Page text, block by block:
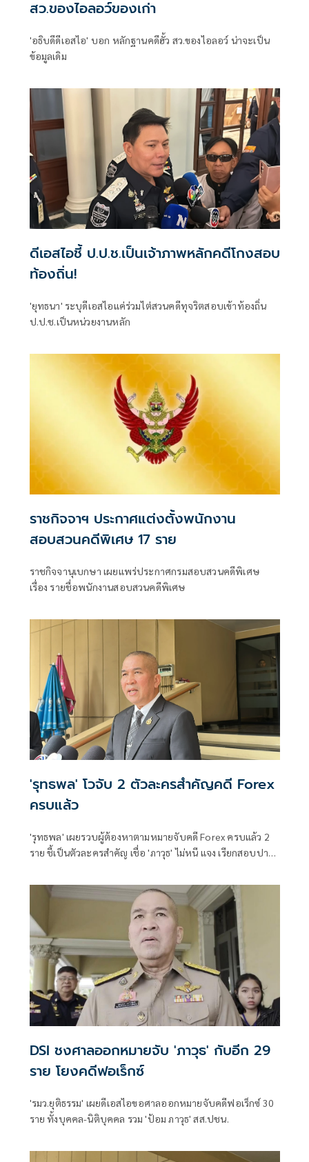
สว.ของไอลอว์ของเก่า
'อธิบดีดีเอสไอ' บอก หลักฐานคดีฮั้ว สว.ของไอลอว์ น่าจะเป็น
ข้อมูลเดิม
ดีเอสไอชี้ ป.ป.ช.เป็นเจ้าภาพหลักคดีโกงสอบ
ท้องถิ่น!
'ยุทธนา' ระบุดีเอสไอแค่ร่วมไต่สวนคดีทุจริตสอบเข้าท้องถิ่น
ป.ป.ช.เป็นหน่วยงานหลัก
ราชกิจจาฯ ประกาศแต่งตั้งพนักงาน
สอบสวนคดีพิเศษ 17 ราย
ราชกิจจานุเบกษา เผยแพร่ประกาศกรมสอบสวนคดีพิเศษ
เรื่อง รายชื่อพนักงานสอบสวนคดีพิเศษ
'รุทธพล' โวจับ 2 ตัวละครสำคัญคดี Forex
ครบแล้ว
'รุทธพล' เผยรวบผู้ต้องหาตามหมายจับคดี Forex ครบแล้ว 2
ราย ชี้เป็นตัวละครสำคัญ เชื่อ 'ภาวุธ' ไม่หนี แจง เรียกสอบปาก
DSI ชงศาลออกหมายจับ 'ภาวุธ' กับอีก 29
ราย โยงคดีฟอเร็กซ์
'รมว.ยุติธรรม' เผยดีเอสไอขอศาลออกหมายจับคดีฟอเร็กซ์ 30
ราย ทั้งบุคคล-นิติบุคคล รวม 'ป้อม ภาวุธ' สส.ปชน.